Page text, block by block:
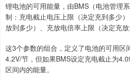
锂电池的可用能量，由BMS（电池管理
制：充电截止电压上限（决定充到多少
放到多少）、充放电倍率上限（决定充放
这3个参数的组合，定义了电池的可用区
4.2V/节，但如果BMS设定充电截止为
区间内的能量。